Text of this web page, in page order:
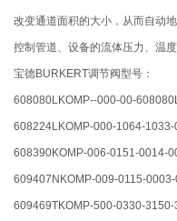
改变通道面积的大小，从而自动
控制管道、设备的流体压力、温
宝德BURKERT调节阀型号：
608080LKOMP--000-00-608080L
608224LKOMP-000-1064-1033-
608390KOMP-006-0151-0014-
609407NKOMP-009-0115-
609469TKOMP-500-0330-